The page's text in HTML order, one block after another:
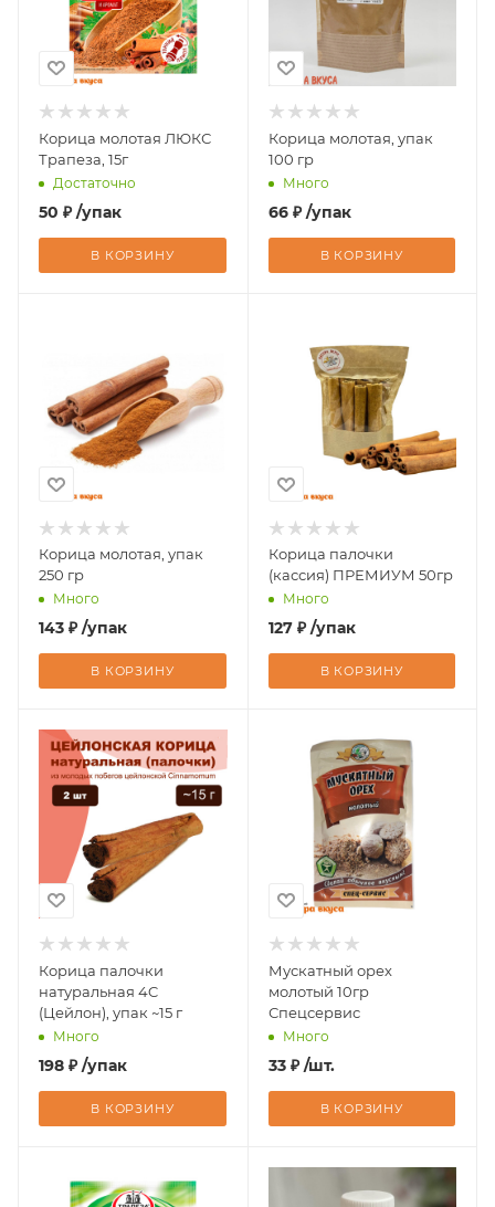
Корица молотая ЛЮКС
Трапеза, 15г
Достаточно
50 ₽ /упак
В КОРЗИНУ
Корица молотая, упак
100 гр
Много
66 ₽ /упак
В КОРЗИНУ
Корица молотая, упак
250 гр
Много
143 ₽ /упак
В КОРЗИНУ
Корица палочки
(кассия) ПРЕМИУМ 50гр
Много
127 ₽ /упак
В КОРЗИНУ
Корица палочки
натуральная 4C
(Цейлон), упак ~15 г
Много
198 ₽ /упак
В КОРЗИНУ
Мускатный орех
молотый 10гр
Спецсервис
Много
33 ₽ /шт.
В КОРЗИНУ